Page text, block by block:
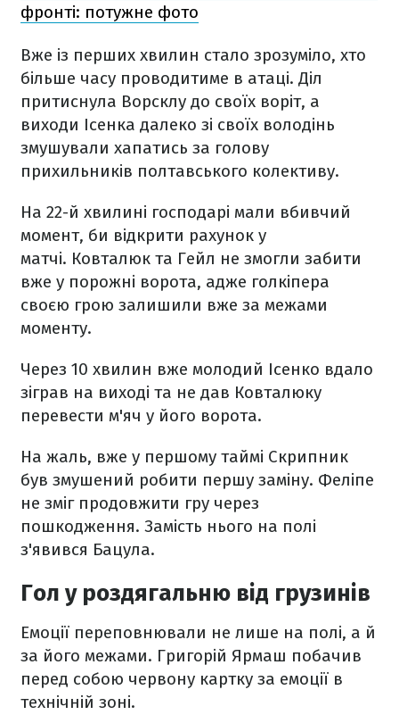
фронті: потужне фото
Вже із перших хвилин стало зрозуміло, хто
більше часу проводитиме в атаці. Діл
притиснула Ворсклу до своїх воріт, а
виходи Ісенка далеко зі своїх володінь
змушували хапатись за голову
прихильників полтавського колективу.
На 22-й хвилині господарі мали вбивчий
момент, би відкрити рахунок у
матчі. Ковталюк та Гейл не змогли забити
вже у порожні ворота, адже голкіпера
своєю грою залишили вже за межами
моменту.
Через 10 хвилин вже молодий Ісенко вдало
зіграв на виході та не дав Ковталюку
перевести м'яч у його ворота.
На жаль, вже у першому таймі Скрипник
був змушений робити першу заміну. Феліпе
не зміг продовжити гру через
пошкодження. Замість нього на полі
з'явився Бацула.
Гол у роздягальню від грузинів
Емоції переповнювали не лише на полі, а й
за його межами. Григорій Ярмаш побачив
перед собою червону картку за емоції в
технічній зоні.